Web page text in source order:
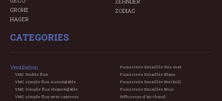
GROHE
HAGER
ZODIAC
CATEGORIES
Ventilation
VMC Double flux
VMC simple flux Autoréglable
VMC Simple flux Hygroréglable
VMC simple flux avec capteurs
Fumisterie Emaillée Gris mat
Fumisterie Emaillée Blanc
Fumisterie Emaillée Noir brill.
Fumisterie Emaillée Brun
Diffuseurs d'air chaud